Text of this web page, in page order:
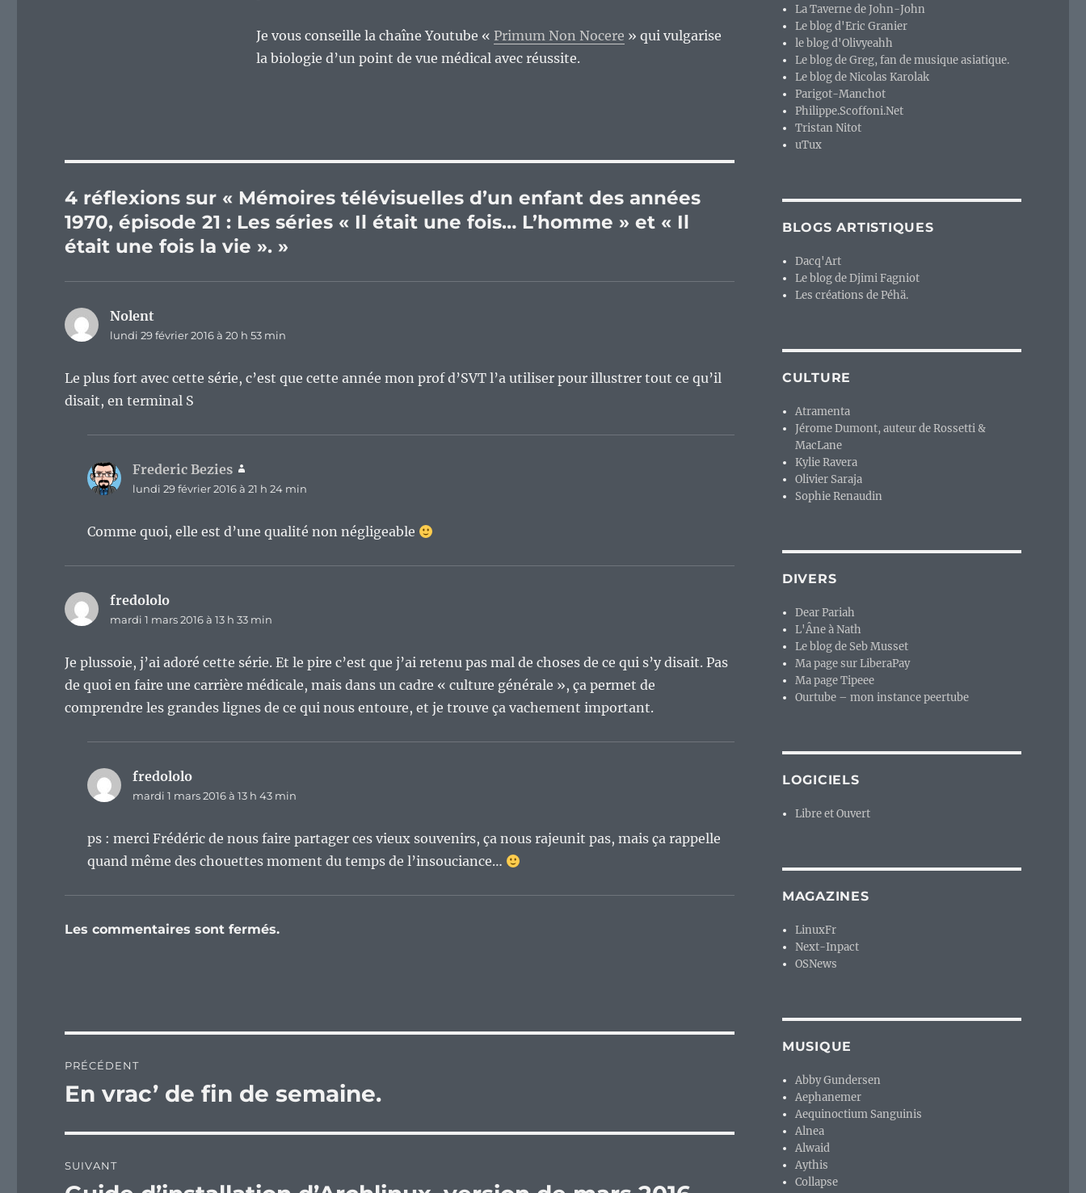
Je vous conseille la chaîne Youtube « Primum Non Nocere » qui vulgarise
la biologie d’un point de vue médical avec réussite.
4 réflexions sur « Mémoires télévisuelles d’un enfant des années
1970, épisode 21 : Les séries « Il était une fois… L’homme » et « Il
était une fois la vie ». »
Nolent
lundi 29 février 2016 à 20 h 53 min
Le plus fort avec cette série, c’est que cette année mon prof d’SVT l’a utiliser pour illustrer tout ce qu’il
disait, en terminal S
Frederic Bezies
lundi 29 février 2016 à 21 h 24 min
Comme quoi, elle est d’une qualité non négligeable
fredololo
mardi 1 mars 2016 à 13 h 33 min
Je plussoie, j’ai adoré cette série. Et le pire c’est que j’ai retenu pas mal de choses de ce qui s’y disait. Pas
de quoi en faire une carrière médicale, mais dans un cadre « culture générale », ça permet de
comprendre les grandes lignes de ce qui nous entoure, et je trouve ça vachement important.
fredololo
mardi 1 mars 2016 à 13 h 43 min
ps : merci Frédéric de nous faire partager ces vieux souvenirs, ça nous rajeunit pas, mais ça rappelle
quand même des chouettes moment du temps de l’insouciance…
Les commentaires sont fermés.
de
PRÉCÉDENT
Publication
En vrac’ de fin de semaine.
SUIVANT
La Taverne de John-John
Le blog d'Eric Granier
le blog d'Olivyeahh
Le blog de Greg, fan de musique asiatique.
Le blog de Nicolas Karolak
Parigot-Manchot
Philippe.Scoffoni.Net
Tristan Nitot
uTux
BLOGS ARTISTIQUES
Dacq'Art
Le blog de Djimi Fagniot
Les créations de Péhä.
CULTURE
Atramenta
Jérome Dumont, auteur de Rossetti &
MacLane
Kylie Ravera
Olivier Saraja
Sophie Renaudin
DIVERS
Dear Pariah
L'Âne à Nath
Le blog de Seb Musset
Ma page sur LiberaPay
Ma page Tipeee
Ourtube – mon instance peertube
LOGICIELS
Libre et Ouvert
MAGAZINES
LinuxFr
Next-Inpact
OSNews
MUSIQUE
Abby Gundersen
Aephanemer
Aequinoctium Sanguinis
Alnea
Alwaid
Aythis
Collapse